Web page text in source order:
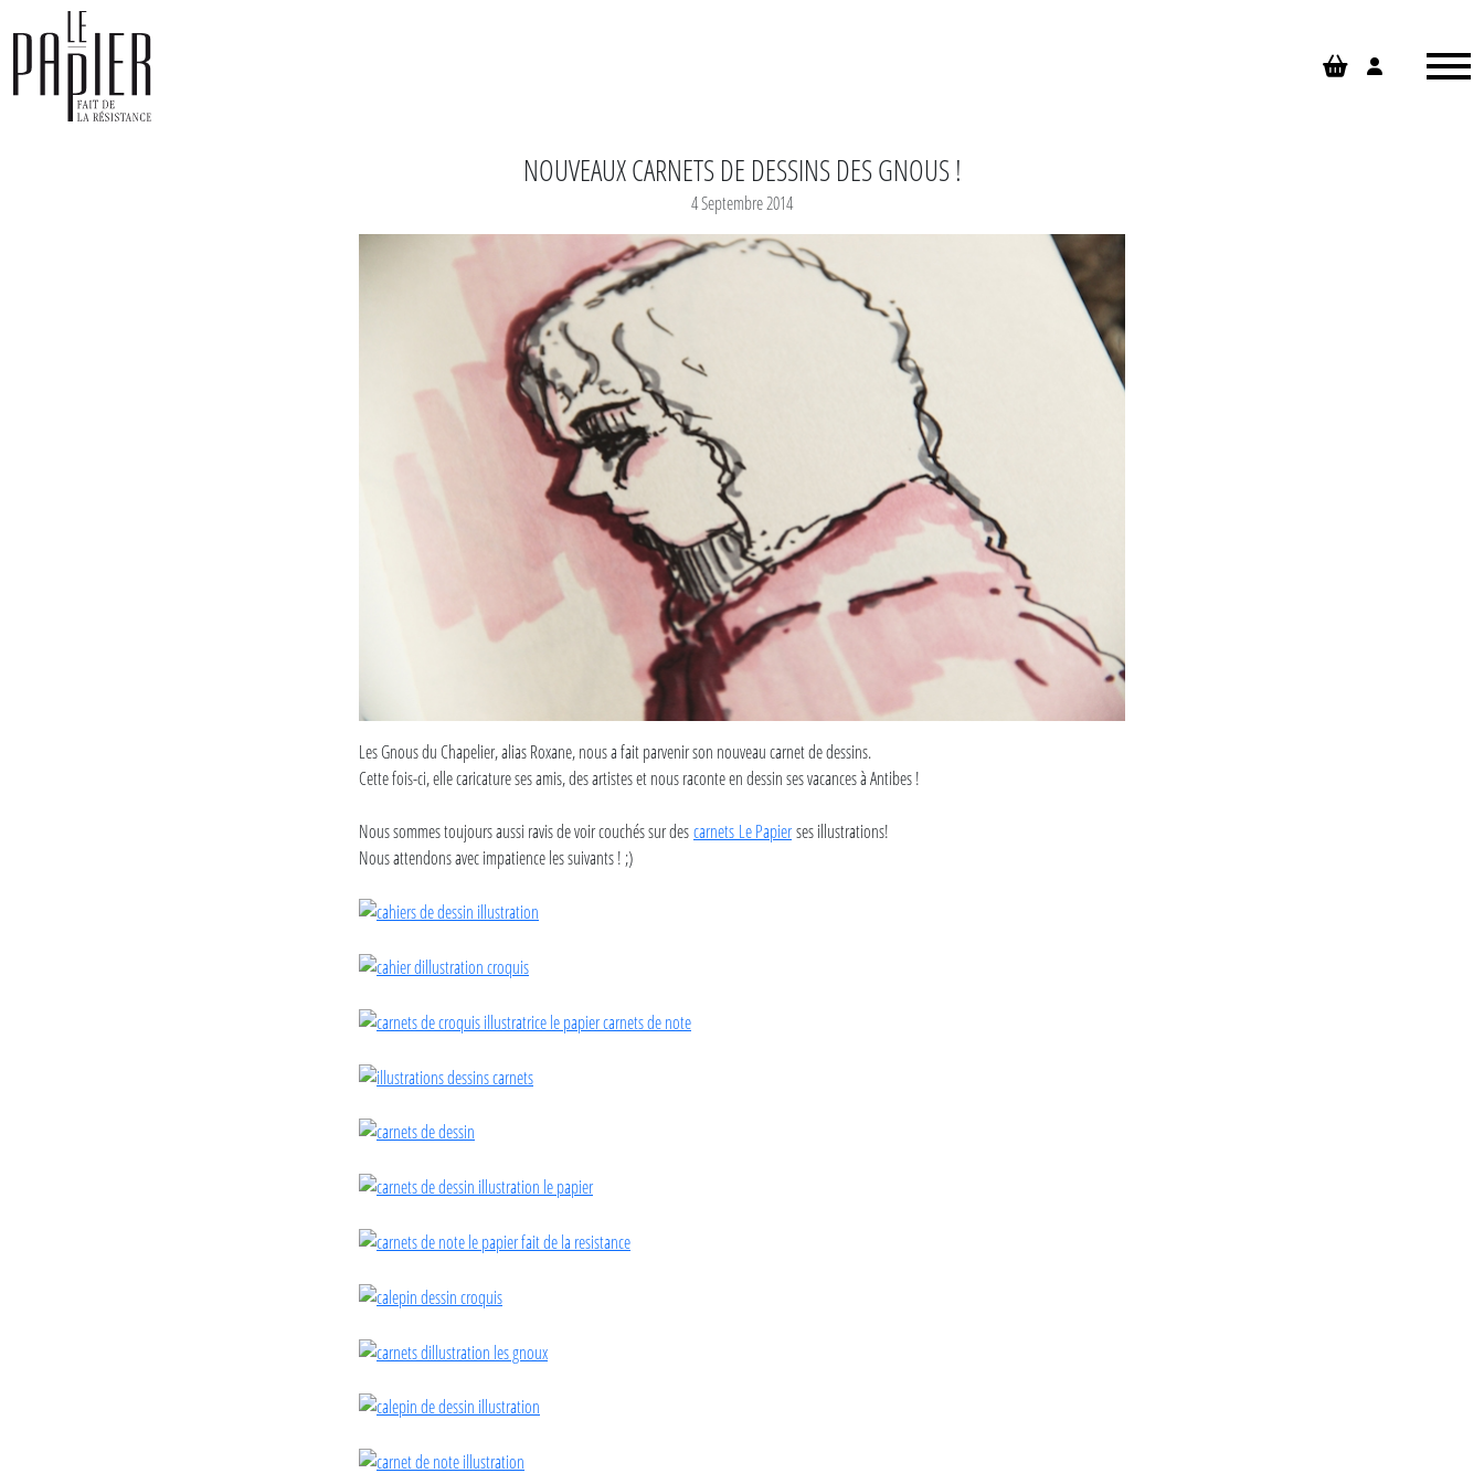
NOUVEAUX CARNETS DE DESSINS DES GNOUS !
4 Septembre 2014
Les Gnous du Chapelier, alias Roxane, nous a fait parvenir son nouveau carnet de dessins.
Cette fois-ci, elle caricature ses amis, des artistes et nous raconte en dessin ses vacances à Antibes !
Nous sommes toujours aussi ravis de voir couchés sur descarnets Le Papierses illustrations!
Nous attendons avec impatience les suivants ! ;)
Panneau de gestion des cookies